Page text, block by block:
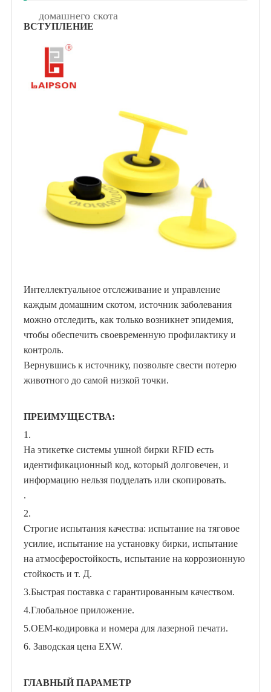
домашнего скота
ВСТУПЛЕНИЕ
Интеллектуальное отслеживание и управление
каждым домашним скотом, источник заболевания
можно отследить, как только возникнет эпидемия,
чтобы обеспечить своевременную профилактику и
контроль.
Вернувшись к источнику, позвольте свести потерю
животного до самой низкой точки.
ПРЕИМУЩЕСТВА:
1.
На этикетке системы ушной бирки RFID есть
идентификационный код, который долговечен, и
информацию нельзя подделать или скопировать.
.
2.
Строгие испытания качества: испытание на тяговое
усилие, испытание на установку бирки, испытание
на атмосферостойкость, испытание на коррозионную
стойкость и т. Д.
3.Быстрая поставка с гарантированным качеством.
4.Глобальное приложение.
5.OEM-кодировка и номера для лазерной печати.
6. Заводская цена EXW.
ГЛАВНЫЙ ПАРАМЕТР